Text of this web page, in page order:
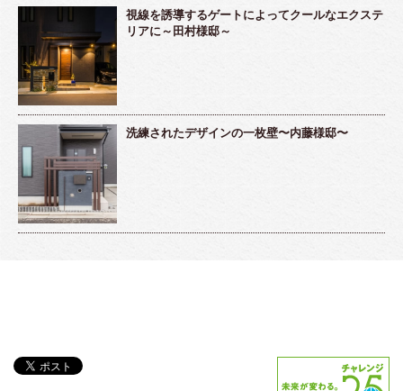
視線を誘導するゲートによってクールなエクステ
リアに～田村様邸～
洗練されたデザインの一枚壁〜内藤様邸〜